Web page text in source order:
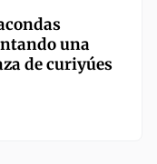
una
de curiyúes